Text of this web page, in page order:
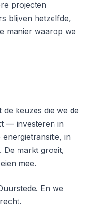
projecten
blijven hetzelfde,
manier waarop we
de keuzes die we de
— investeren in
in
De markt groeit,
mee.
En we